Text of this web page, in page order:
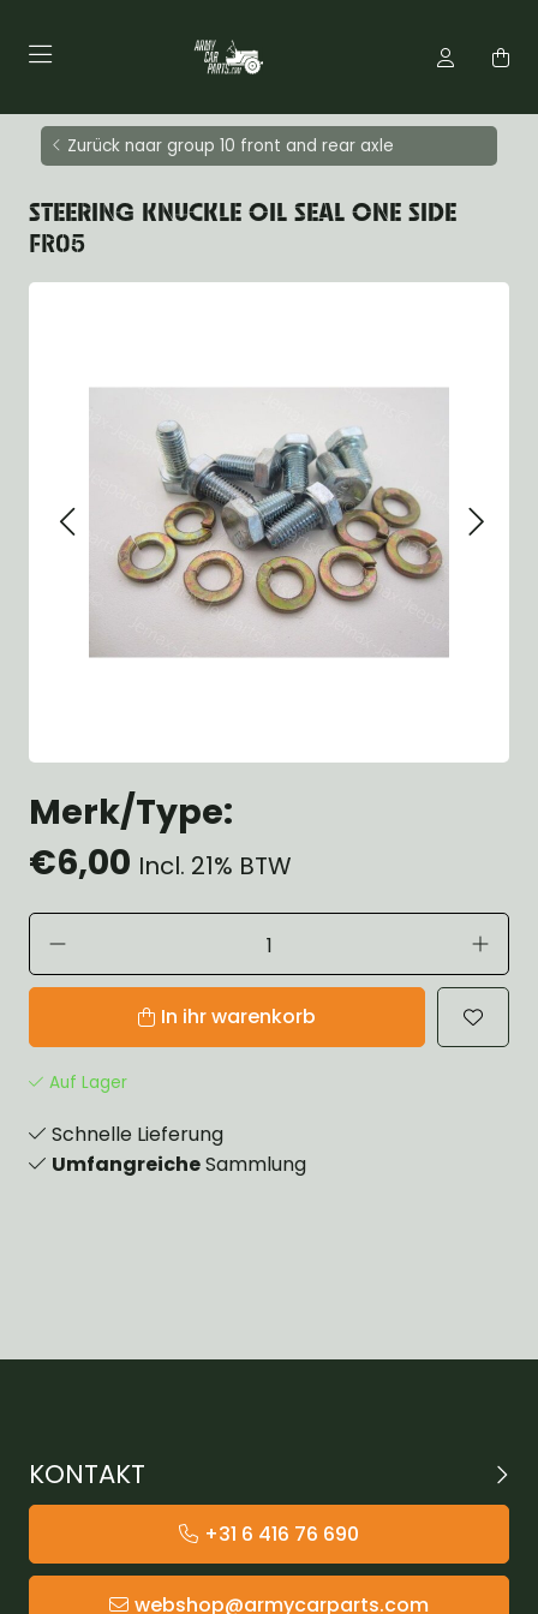
Zurück naar group 10 front and rear axle
STEERING KNUCKLE OIL SEAL ONE SIDE
FR05
Merk/Type:
€6,00 Incl. 21% BTW
In ihr warenkorb
Auf Lager
Schnelle Lieferung
UmfangreicheSammlung
KONTAKT
+31 6 416 76 690
webshop@armycarparts.com